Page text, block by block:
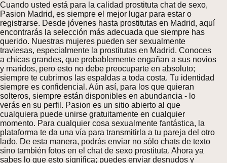
Cuando usted está para la calidad prostituta chat de sexo,
Pasion Madrid, es siempre el mejor lugar para estar o
registrarse. Desde jóvenes hasta prostitutas en Madrid, aquí
encontrarás la selección más adecuada que siempre has
querido. Nuestras mujeres pueden ser sexualmente
traviesas, especialmente la prostitutas en Madrid. Conoces
a chicas grandes, que probablemente engañan a sus novios
y maridos, pero esto no debe preocuparte en absoluto;
siempre te cubrimos las espaldas a toda costa. Tu identidad
siempre es confidencial. Aún así, para los que quieran
solteros, siempre están disponibles en abundancia - lo
verás en su perfil. Pasion es un sitio abierto al que
cualquiera puede unirse gratuitamente en cualquier
momento. Para cualquier cosa sexualmente fantástica, la
plataforma te da una vía para transmitirla a tu pareja del otro
lado. De esta manera, podrás enviar no sólo chats de texto
sino también fotos en el chat de sexo prostituta. Ahora ya
sabes lo que esto significa; puedes enviar desnudos y